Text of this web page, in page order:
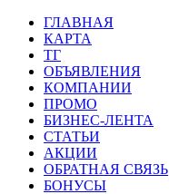
ГЛАВНАЯ
КАРТА
ТГ
ОБЪЯВЛЕНИЯ
КОМПАНИИ
ПРОМО
БИЗНЕС-ЛЕНТА
СТАТЬИ
АКЦИИ
ОБРАТНАЯ СВЯЗЬ
БОНУСЫ